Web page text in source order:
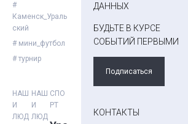
#
Каменск_Ураль
ский
# мини_футбол
# турнир
НАШ
И
ЛЮД
НАШ
И
ЛЮД
СПО
РТ
ДАННЫХ
БУДЬТЕ В КУРСЕ
СОБЫТИЙ ПЕРВЫМИ
Подписаться
КОНТАКТЫ